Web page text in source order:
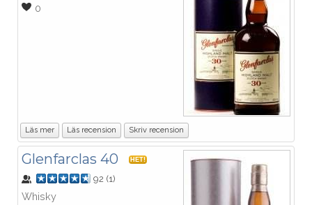
0
Läs mer Läs recension Skriv recension
Glenfarclas 40 HET!
92 (1)
Whisky